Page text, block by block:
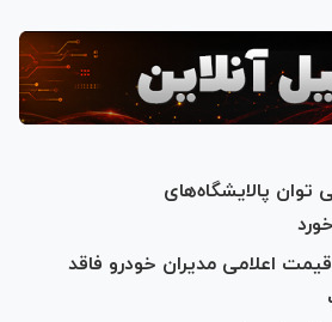
توان پالایشگاه‌های
اعلامی مدیران خودرو فاقد